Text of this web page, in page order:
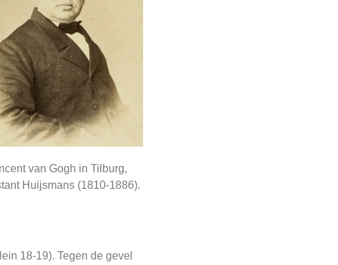
van Gogh in Tilburg,
Huijsmans (1810-1886).
18-19). Tegen de gevel